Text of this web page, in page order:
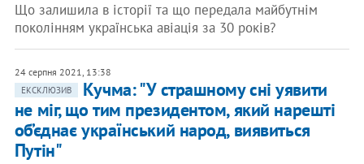
Що залишила в історії та що передала майбутнім
поколінням українська авіація за 30 років?
24 серпня 2021, 13:38
ЕКСКЛЮЗИВ
Кучма: "У страшному сні уявити
не міг, що тим президентом, який нарешті
об’єднає український народ, виявиться
Путін"